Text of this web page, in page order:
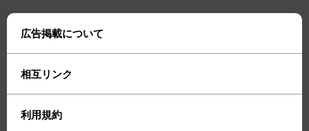
広告掲載について
相互リンク
利用規約